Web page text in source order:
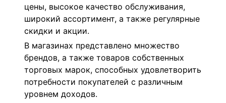
цены, высокое качество обслуживания,
широкий ассортимент, а также регулярные
скидки и акции.
В магазинах представлено множество
брендов, а также товаров собственных
торговых марок, способных удовлетворить
потребности покупателей с различным
уровнем доходов.